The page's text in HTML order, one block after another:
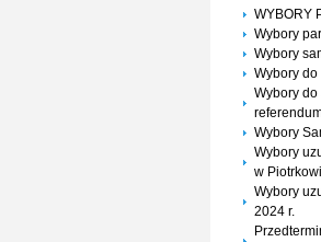
WYBORY
Wybory
Wybory
Wybory
Wybory
Wybory
Wybory
w
Wybory
2024 r.